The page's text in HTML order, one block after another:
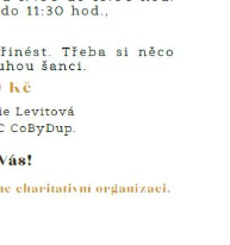
návštěvě,
ztrácíme
možnost
analýzy
výkonu a
optimalizace
našich